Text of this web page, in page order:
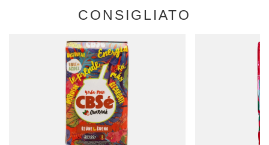
CONSIGLIATO